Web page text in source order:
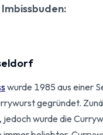
wurde 1985 aus einer
gegründet.
jedoch wurde die